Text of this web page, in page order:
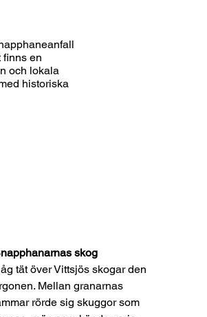
finns en
och lokala
historiska
skog
tät över Vittsjös skogar den
Mellan granarnas
rörde sig skuggor som